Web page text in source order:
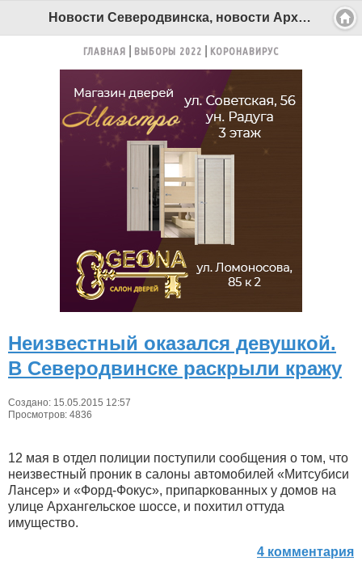
Новости Северодвинска, новости Архангельска - Беломорканал Северодвинск tv29.ru
ГЛАВНАЯ ВЫБОРЫ 2022 КОРОНАВИРУС
Неизвестный оказался девушкой.
В Северодвинске раскрыли кражу
Создано: 15.05.2015 12:57
Просмотров: 4836
12 мая в отдел полиции поступили сообщения о том, что
неизвестный проник в салоны автомобилей «Митсубиси
Лансер» и «Форд-Фокус», припаркованных у домов на
улице Архангельское шоссе, и похитил оттуда
имущество.
4 комментария